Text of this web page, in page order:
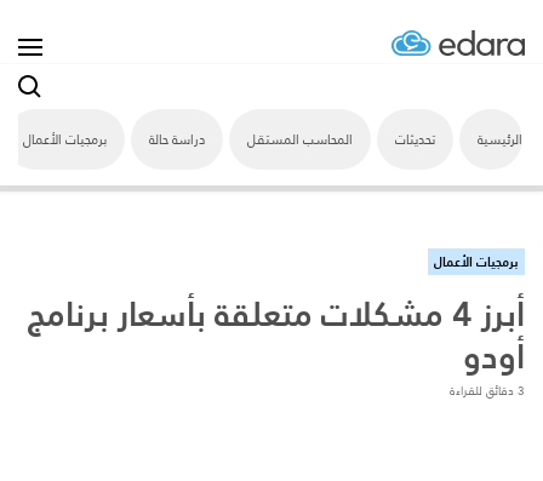
الرئيسية تحديثات المحاسب المستقل دراسة حالة برمجيات الأعمال
برمجيات الأعمال
أبرز 4 مشكلات متعلقة بأسعار برنامج
أودو
3 دقائق للقراءة